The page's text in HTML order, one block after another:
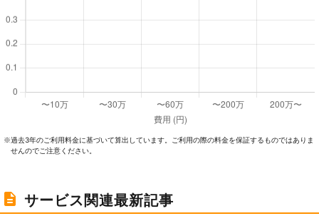
※過去3年のご利⽤料⾦に基づいて算出しています。ご利⽤の際の料⾦を保証するものではありま
せんのでご注意ください。
サービス関連最新記事